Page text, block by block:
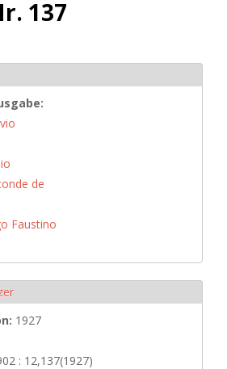
137
de
Faustino
1927
: 12,137(1927)